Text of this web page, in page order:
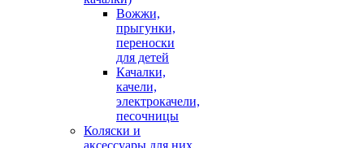
Вожжи,
прыгунки,
переноски
для детей
Качалки,
качели,
электрокачели,
песочницы
Коляски и
аксессуары для них